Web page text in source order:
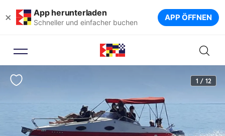
× App herunterladen
Schneller und einfacher buchen APP ÖFFNEN
1 / 12